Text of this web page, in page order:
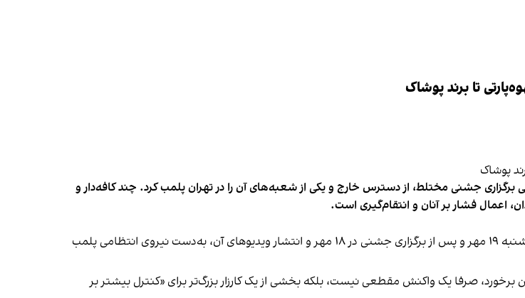
تا برند پوشاک
جشنی مختلط، از دسترس خارج و یکی از شعبه‌های آن را در تهران پلمب کرد. چند کافه‌‌دار و
اعمال فشار بر آنان و انتقام‌گیری است.
برخی رسانه‌ها در ایران گزارش دادند فروشگاه جین‌وست در خیابان فرشته تهران، شنبه ۱۹ مهر و پس از برگزاری جشنی در ۱۸ مهر و انتشار ویدیوهای آن، به‌دست نیروی انتظامی پلمب
برخورد، صرفا یک واکنش مقطعی نیست، بلکه بخشی از یک کارزار بزرگ‌تر برای «کنترل بیشتر بر